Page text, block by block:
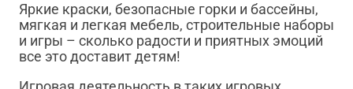
Яркие краски, безопасные горки и бассейны,
мягкая и легкая мебель, строительные наборы
и игры – сколько радости и приятных эмоций
все это доставит детям!